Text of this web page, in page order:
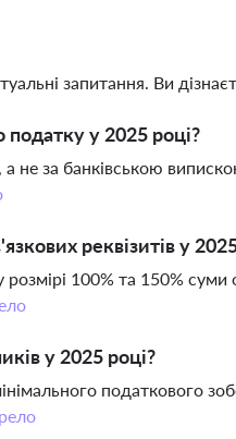
запитання. Ви
податку у 2025 році?
не за банківською
реквізитів у
100% та 150% суми
у 2025 році?
податкового